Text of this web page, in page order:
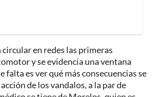
circular en redes las primeras
y se evidencia una ventana
falta es ver qué más consecuencias se
de los vandalos, a la par de